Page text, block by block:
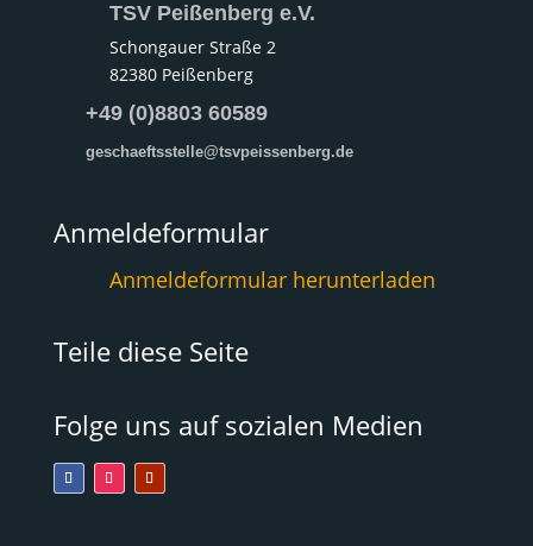
TSV Peißenberg e.V.
Schongauer Straße 2
82380 Peißenberg
+49 (0)8803 60589
geschaeftsstelle@tsvpeissenberg.de
Anmeldeformular
Anmeldeformular herunterladen
Teile diese Seite
Folge uns auf sozialen Medien